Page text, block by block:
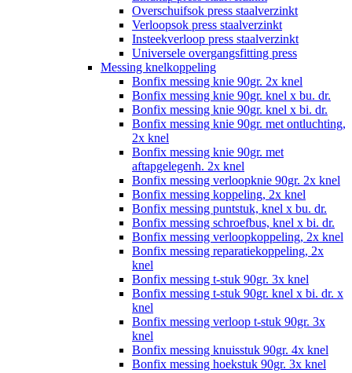
Overschuifsok press staalverzinkt
Verloopsok press staalverzinkt
Insteekverloop press staalverzinkt
Universele overgangsfitting press
Messing knelkoppeling
Bonfix messing knie 90gr. 2x knel
Bonfix messing knie 90gr. knel x bu. dr.
Bonfix messing knie 90gr. knel x bi. dr.
Bonfix messing knie 90gr. met ontluchting,
2x knel
Bonfix messing knie 90gr. met
aftapgelegenh. 2x knel
Bonfix messing verloopknie 90gr. 2x knel
Bonfix messing koppeling, 2x knel
Bonfix messing puntstuk, knel x bu. dr.
Bonfix messing schroefbus, knel x bi. dr.
Bonfix messing verloopkoppeling, 2x knel
Bonfix messing reparatiekoppeling, 2x
knel
Bonfix messing t-stuk 90gr. 3x knel
Bonfix messing t-stuk 90gr. knel x bi. dr. x
knel
Bonfix messing verloop t-stuk 90gr. 3x
knel
Bonfix messing knuisstuk 90gr. 4x knel
Bonfix messing hoekstuk 90gr. 3x knel